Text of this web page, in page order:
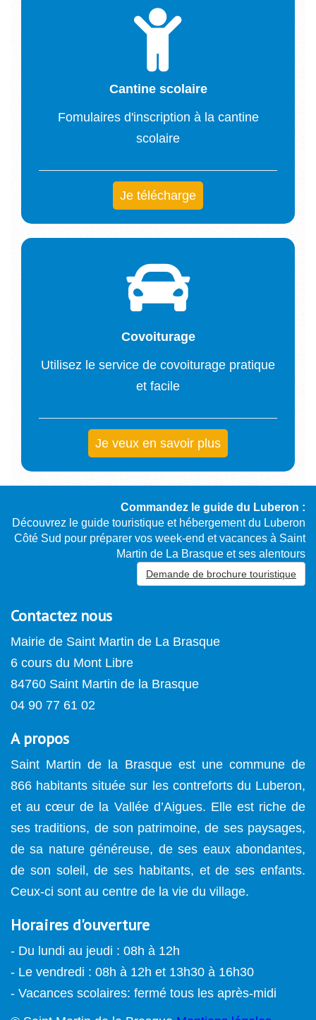
Cantine scolaire
Fomulaires d'inscription à la cantine
scolaire
Je télécharge
Covoiturage
Utilisez le service de covoiturage pratique
et facile
Je veux en savoir plus
Commandez le guide du Luberon :
Découvrez le guide touristique et hébergement du Luberon
Côté Sud pour préparer vos week-end et vacances à Saint
Martin de La Brasque et ses alentours
Demande de brochure touristique
Contactez nous
Mairie de Saint Martin de La Brasque
6 cours du Mont Libre
84760 Saint Martin de la Brasque
04 90 77 61 02
A propos
Saint Martin de la Brasque est une commune de
866 habitants située sur les contreforts du Luberon,
et au cœur de la Vallée d’Aigues. Elle est riche de
ses traditions, de son patrimoine, de ses paysages,
de sa nature généreuse, de ses eaux abondantes,
de son soleil, de ses habitants, et de ses enfants.
Ceux-ci sont au centre de la vie du village.
Horaires d'ouverture
- Du lundi au jeudi : 08h à 12h
- Le vendredi : 08h à 12h et 13h30 à 16h30
- Vacances scolaires: fermé tous les après-midi